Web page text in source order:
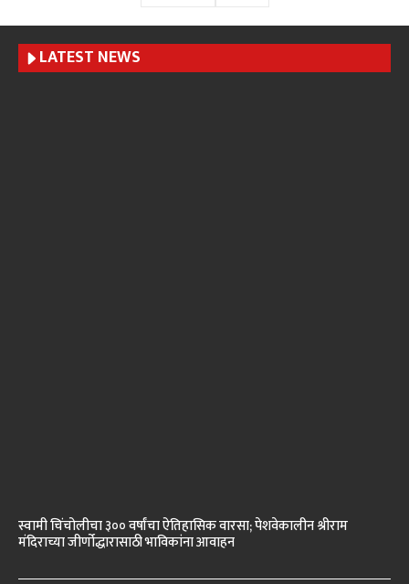
LATEST NEWS
स्वामी चिंचोलीचा ३०० वर्षांचा ऐतिहासिक वारसा; पेशवेकालीन श्रीराम
मंदिराच्या जीर्णोद्धारासाठी भाविकांना आवाहन